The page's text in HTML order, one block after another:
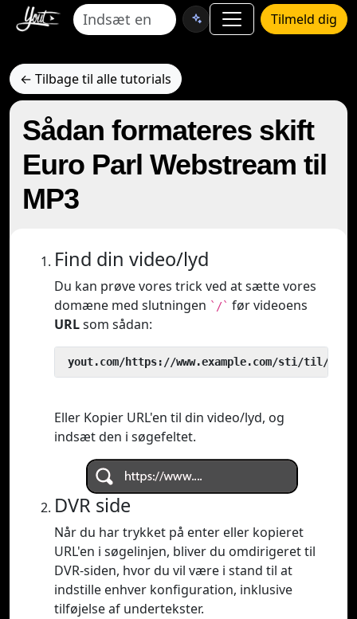
Tilmeld dig
← Tilbage til alle tutorials
Sådan formateres skift
Euro Parl Webstream til
MP3
Find din video/lyd
Du kan prøve vores trick ved at sætte vores
domæne med slutningen `/` før videoens
URLsom sådan:
yout.com/https://www.example.com/sti/til/
Eller Kopier URL'en til din video/lyd, og
indsæt den i søgefeltet.
DVR side
Når du har trykket på enter eller kopieret
URL'en i søgelinjen, bliver du omdirigeret til
DVR-siden, hvor du vil være i stand til at
indstille enhver konfiguration, inklusive
tilføjelse af undertekster.